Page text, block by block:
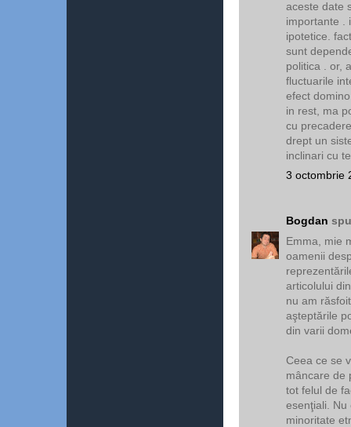
aceste date
importante .
ipotetice.
sunt
politica . or,
fluctuarile
efect
in rest, ma
cu
drept un
inclinari cu
3 octombrie
Bogdan
Emma, mie
oamenii
articolului
nu am
aşteptările
din varii
Ceea ce se
mâncare de
tot felul de
esenţiali. Nu
minoritate